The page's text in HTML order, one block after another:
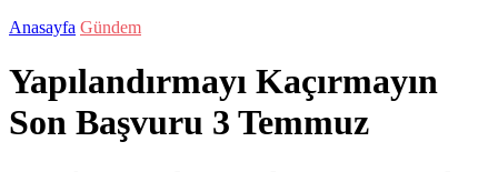
Anasayfa Gündem
Yapılandırmayı Kaçırmayın
Son Başvuru 3 Temmuz